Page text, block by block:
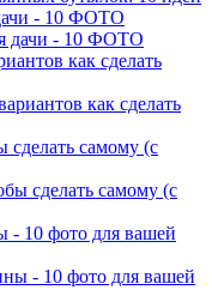
- 10 ФОТО
как сделать
сделать самому (с
10 фото для вашей